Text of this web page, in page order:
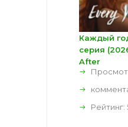
Каждый
серия
After
Рейтинг: